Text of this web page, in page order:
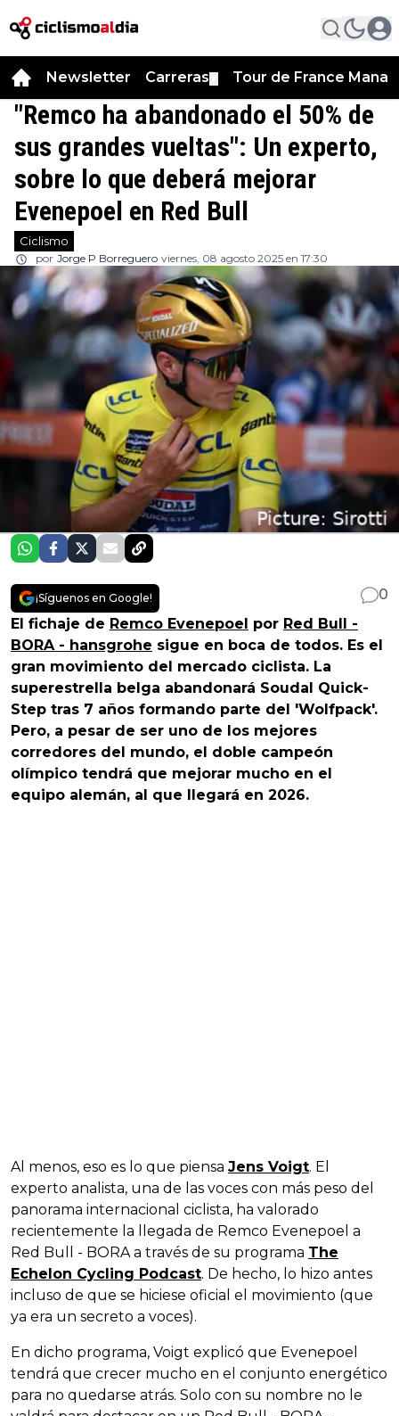
Newsletter Carreras Tour de France
"Remco ha abandonado el 50% de
sus grandes vueltas": Un experto,
sobre lo que deberá mejorar
Evenepoel en Red Bull
Ciclismo
por Jorge P Borreguero viernes, 08 agosto 2025 en 17:30
¡Síguenos en Google!
0
El fichaje de Remco Evenepoel por Red Bull -
BORA - hansgrohe sigue en boca de todos. Es el
gran movimiento del mercado ciclista. La
superestrella belga abandonará Soudal Quick-
Step tras 7 años formando parte del 'Wolfpack'.
Pero, a pesar de ser uno de los mejores
corredores del mundo, el doble campeón
olímpico tendrá que mejorar mucho en el
equipo alemán, al que llegará en 2026.
Al menos, eso es lo que piensa Jens Voigt. El
experto analista, una de las voces con más peso del
panorama internacional ciclista, ha valorado
recientemente la llegada de Remco Evenepoel a
Red Bull - BORA a través de su programa The
Echelon Cycling Podcast. De hecho, lo hizo antes
incluso de que se hiciese oficial el movimiento (que
ya era un secreto a voces).
En dicho programa, Voigt explicó que Evenepoel
tendrá que crecer mucho en el conjunto energético
para no quedarse atrás. Solo con su nombre no le